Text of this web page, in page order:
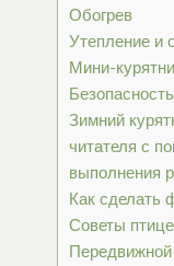
Обогрев
Утепление и
Мини-
Зимний
читателя с
выполнения
Как сделать
Советы
Передвижной